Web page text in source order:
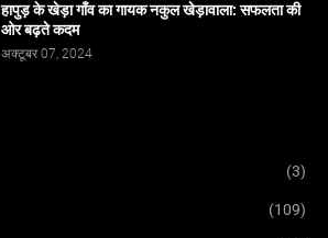
हापुड़ के खेड़ा गाँव का गायक नकुल खेड़ावाला: सफलता की
ओर बढ़ते कदम
अक्टूबर 07, 2024
(3)
(109)